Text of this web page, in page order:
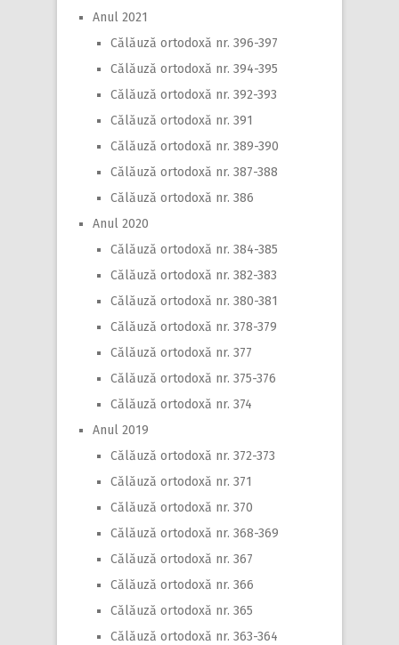
Anul 2021
Călăuză ortodoxă nr. 396-397
Călăuză ortodoxă nr. 394-395
Călăuză ortodoxă nr. 392-393
Călăuză ortodoxă nr. 391
Călăuză ortodoxă nr. 389-390
Călăuză ortodoxă nr. 387-388
Călăuză ortodoxă nr. 386
Anul 2020
Călăuză ortodoxă nr. 384-385
Călăuză ortodoxă nr. 382-383
Călăuză ortodoxă nr. 380-381
Călăuză ortodoxă nr. 378-379
Călăuză ortodoxă nr. 377
Călăuză ortodoxă nr. 375-376
Călăuză ortodoxă nr. 374
Anul 2019
Călăuză ortodoxă nr. 372-373
Călăuză ortodoxă nr. 371
Călăuză ortodoxă nr. 370
Călăuză ortodoxă nr. 368-369
Călăuză ortodoxă nr. 367
Călăuză ortodoxă nr. 366
Călăuză ortodoxă nr. 365
Călăuză ortodoxă nr. 363-364